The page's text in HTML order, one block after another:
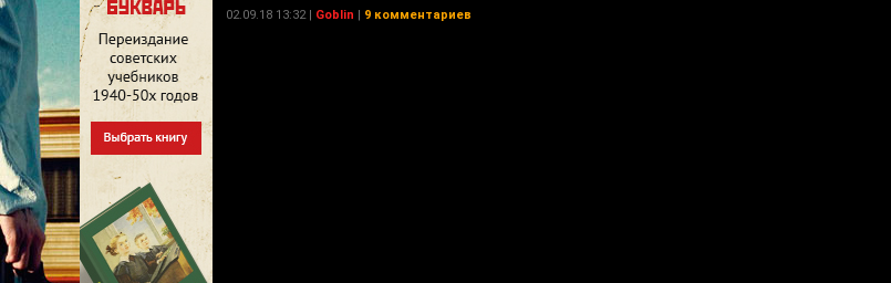
02.09.18 13:32 | Goblin | 9 комментариев